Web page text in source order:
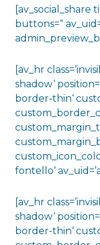
[av_social_share
buttons=“
[av_hr
shadow‘
border-thin‘
fontello‘
[av_hr
shadow‘
border-thin‘